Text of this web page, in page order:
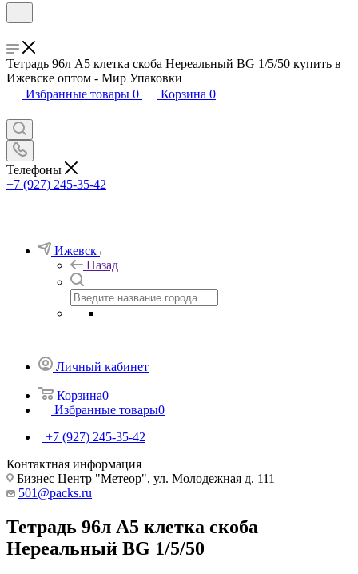
Тетрадь 96л А5 клетка скоба Нереальный BG 1/5/50 купить в
Ижевске оптом - Мир Упаковки
Избранные товары 0 Корзина 0
Телефоны
+7 (927) 245-35-42
Ижевск
Назад
Личный кабинет
Корзина0
Избранные товары0
+7 (927) 245-35-42
Контактная информация
Бизнес Центр "Метеор", ул. Молодежная д. 111
501@packs.ru
Тетрадь 96л А5 клетка скоба
Нереальный BG 1/5/50